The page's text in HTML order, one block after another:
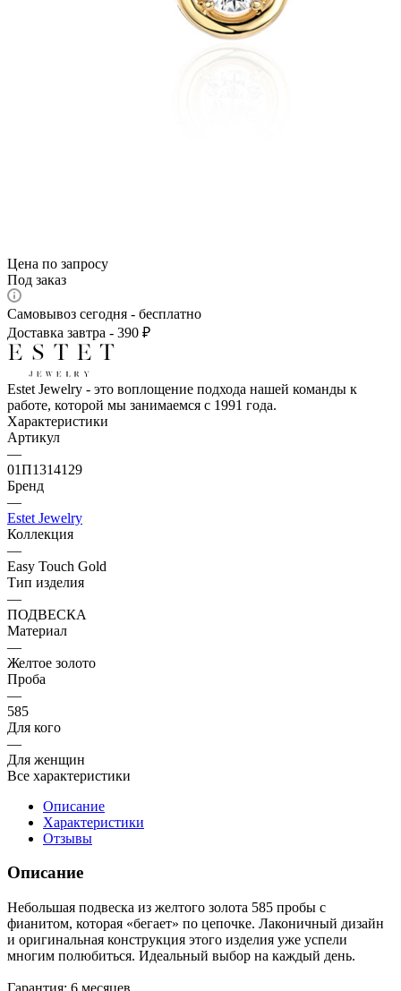
Цена по запросу
Под заказ
Самовывоз сегодня - бесплатно
Доставка завтра - 390 ₽
Estet Jewelry - это воплощение подхода нашей команды к
работе, которой мы занимаемся с 1991 года.
Характеристики
Артикул
—
01П1314129
Бренд
—
Estet Jewelry
Коллекция
—
Easy Touch Gold
Тип изделия
—
ПОДВЕСКА
Материал
—
Желтое золото
Проба
—
585
Для кого
—
Для женщин
Все характеристики
Описание
Характеристики
Отзывы
Описание
Небольшая подвеска из желтого золота 585 пробы с
фианитом, которая «бегает» по цепочке. Лаконичный дизайн
и оригинальная конструкция этого изделия уже успели
многим полюбиться. Идеальный выбор на каждый день.
Гарантия: 6 месяцев